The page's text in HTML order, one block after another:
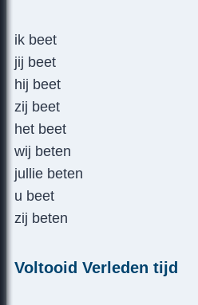
ik beet
jij beet
hij beet
zij beet
het beet
wij beten
jullie beten
u beet
zij beten
Voltooid Verleden tijd